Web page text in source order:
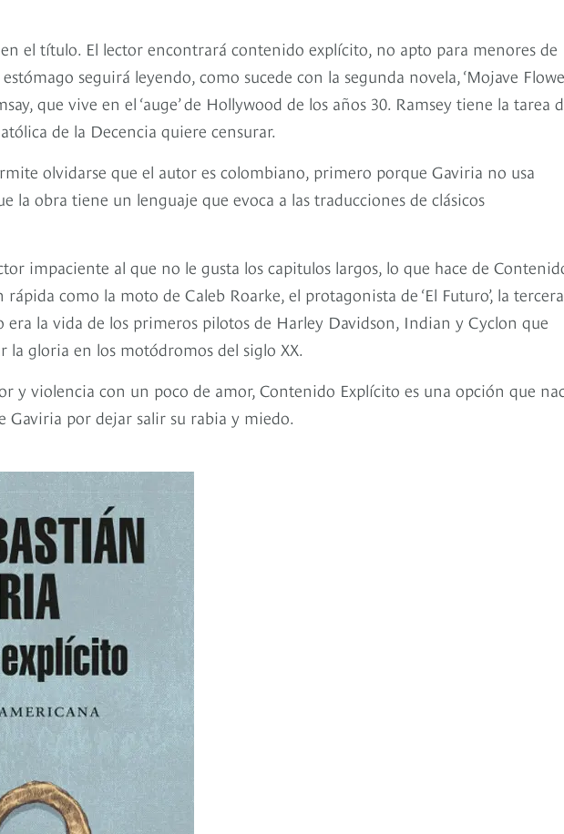
el título. El lector encontrará contenido explícito, no apto para menores de
seguirá leyendo, como sucede con la segunda novela, ‘Mojave
que vive en el ‘auge’ de Hollywood de los años 30. Ramsey tiene la tarea
de la Decencia quiere censurar.
olvidarse que el autor es colombiano, primero porque Gaviria no usa
la obra tiene un lenguaje que evoca a las traducciones de clásicos
impaciente al que no le gusta los capitulos largos, lo que hace de
como la moto de Caleb Roarke, el protagonista de ‘El Futuro’, la
la vida de los primeros pilotos de Harley Davidson, Indian y Cyclon que
la gloria en los motódromos del siglo XX.
y violencia con un poco de amor, Contenido Explícito es una opción que
Gaviria por dejar salir su rabia y miedo.